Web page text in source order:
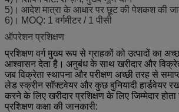
5)। आदेश मात्रा के आधार पर छूट की पेशकश की
6)। MOQ: 1 वर्गमीटर / 1 पीसी
ऑपरेशन प्रशिक्षण
प्रशिक्षण वर्ग मुख्य रूप से ग्राहकों को उत्पादों का
आश्वासन देता है। अनुबंध के साथ खरीदार और
जब विक्रेता स्थापना और परीक्षण अच्छी तरह से
लेड स्क्रीन सॉफ्टवेयर और कुछ बुनियादी हार्डवेयर
करने के लिए खरीदार प्रशिक्षण के लिए जिम्मेदार होता
प्रशिक्षण कक्षा की जानकारी: